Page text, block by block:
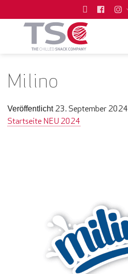
Inhalt
Milino
Veröffentlicht 23. September 2024
Startseite NEU 2024